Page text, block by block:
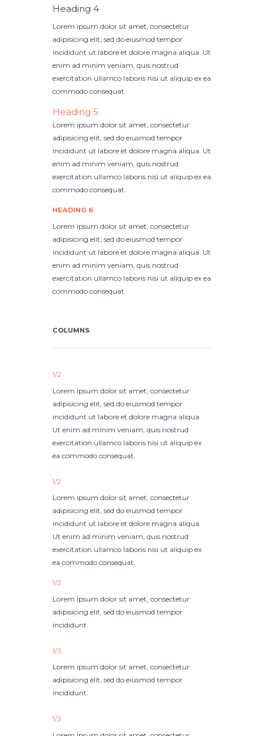
Heading 4
Lorem ipsum dolor sit amet, consectetur
adipisicing elit, sed do eiusmod tempor
incididunt ut labore et dolore magna aliqua. Ut
enim ad minim veniam, quis nostrud
exercitation ullamco laboris nisi ut aliquip ex ea
commodo consequat.
Heading 5
Lorem ipsum dolor sit amet, consectetur
adipisicing elit, sed do eiusmod tempor
incididunt ut labore et dolore magna aliqua. Ut
enim ad minim veniam, quis nostrud
exercitation ullamco laboris nisi ut aliquip ex ea
commodo consequat.
HEADING 6
Lorem ipsum dolor sit amet, consectetur
adipisicing elit, sed do eiusmod tempor
incididunt ut labore et dolore magna aliqua. Ut
enim ad minim veniam, quis nostrud
exercitation ullamco laboris nisi ut aliquip ex ea
commodo consequat.
COLUMNS
1/2
Lorem ipsum dolor sit amet, consectetur
adipisicing elit, sed do eiusmod tempor
incididunt ut labore et dolore magna aliqua.
Ut enim ad minim veniam, quis nostrud
exercitation ullamco laboris nisi ut aliquip ex
ea commodo consequat.
1/2
Lorem ipsum dolor sit amet, consectetur
adipisicing elit, sed do eiusmod tempor
incididunt ut labore et dolore magna aliqua.
Ut enim ad minim veniam, quis nostrud
exercitation ullamco laboris nisi ut aliquip ex
ea commodo consequat.
1/3
Lorem ipsum dolor sit amet, consectetur
adipisicing elit, sed do eiusmod tempor
incididunt.
1/3
Lorem ipsum dolor sit amet, consectetur
adipisicing elit, sed do eiusmod tempor
incididunt.
1/3